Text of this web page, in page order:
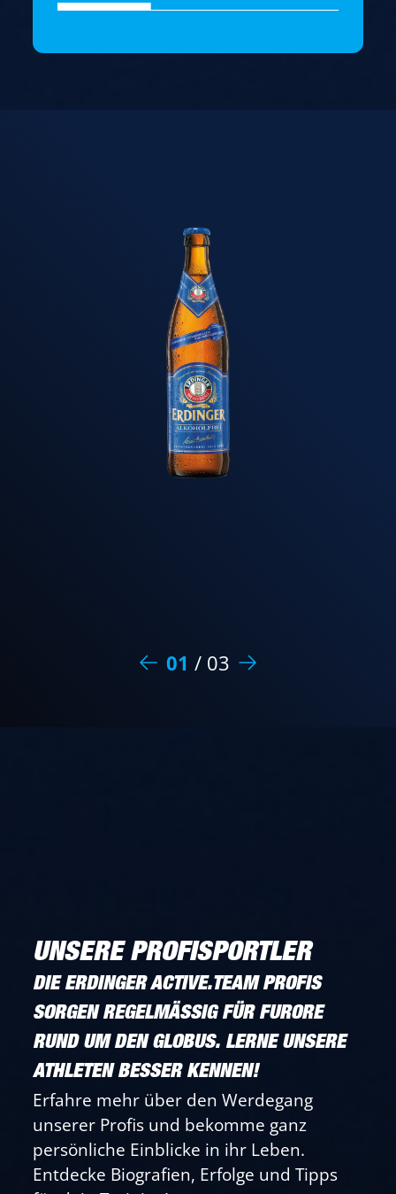
01 / 03
UNSERE PROFISPORTLER
DIE ERDINGER ACTIVE.TEAM PROFIS
SORGEN REGELMÄSSIG FÜR FURORE R
UND UM DEN GLOBUS. LERNE UNSERE A
THLETEN BESSER KENNEN!
Erfahre mehr über den Werdegang
unserer Profis und bekomme ganz
persönliche Einblicke in ihr Leben.
Entdecke Biografien, Erfolge und Tipps